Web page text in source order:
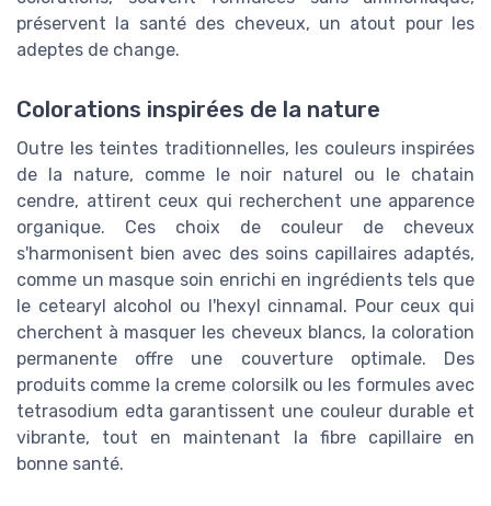
préservent la santé des cheveux, un atout pour les
adeptes de change.
Colorations inspirées de la nature
Outre les teintes traditionnelles, les couleurs inspirées
de la nature, comme le noir naturel ou le chatain
cendre, attirent ceux qui recherchent une apparence
organique. Ces choix de couleur de cheveux
s'harmonisent bien avec des soins capillaires adaptés,
comme un masque soin enrichi en ingrédients tels que
le cetearyl alcohol ou l'hexyl cinnamal. Pour ceux qui
cherchent à masquer les cheveux blancs, la coloration
permanente offre une couverture optimale. Des
produits comme la creme colorsilk ou les formules avec
tetrasodium edta garantissent une couleur durable et
vibrante, tout en maintenant la fibre capillaire en
bonne santé.